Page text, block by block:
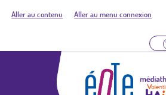
Aller au contenu Aller au menu connexion